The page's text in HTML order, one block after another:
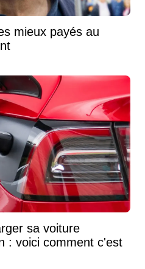
mieux payés au
sa voiture
: voici comment c'est